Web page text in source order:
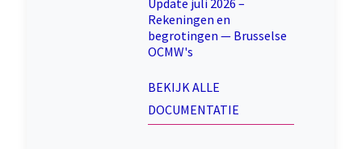
Rekeningen en
begrotingen — Brusselse
OCMW's
BEKIJK ALLE
DOCUMENTATIE